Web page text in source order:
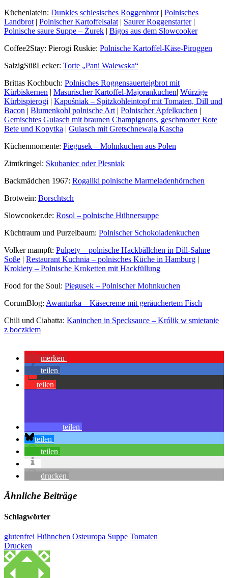
Küchenlatein: Dunkles schlesisches Roggenbrot | Polnisches
Landbrot | Polnischer Kartoffelsalat | Saurer Roggenstarter|
Polnische saure Suppe – Żurek | Bigos aus dem Slowcooker
Coffee2Stay: Pierogi Ruskie: Polnische Kartoffel-Käse-Piroggen
SalzigSüßLecker: Torte „Pani Walewska“
Brittas Kochbuch: Polnisches Roggensauerteigbrot mit
Kürbiskernen | Masurischer Kartoffel-Majorankuchen| Würzige
Kürbispierogi | Kapuśniak – Spitzkohleintopf mit Tomaten, Dill und
Bacon | Blumenkohl polnische Art | Polnischer Apfelkuchen |
Gemischtes Gulasch mit braunen Champignons, geschmorter Rote
Bete und Kopytka | Gulasch mit Gretschnewaja Kascha
Küchenmomente: Piegusek – Mohnkuchen aus Polen
Zimtkringel: Skubaniec oder Plesniak
Backmädchen 1967: Rogaliki polnische Marmeladenhörnchen
Brotwein: Borschtsch
Slowcooker.de: Rosol – polnische Hühnersuppe
Küchtraum und Purzelbaum: Polnischer Schokoladenkuchen
Volker mampft: Pulpety – polnische Hackbällchen in Dill-Sahne
Soße | Restaurant Kuchnia – polnisches Küche in Hamburg |
Krokiety – Polnische Kroketten mit Hackfüllung
Food for the Soul: Piegusek – Polnischer Mohnkuchen
CorumBlog: Awanturka – Käsecreme mit geräuchertem Fisch
Chili und Ciabatta: Kaninchen in Specksauce – Królik w smietanie
z boczkiem
merken
teilen
teilen
teilen
teilen
teilen
drucken
Ähnliche Beiträge
Schlagwörter
glutenfrei Hühnchen Osteuropa Suppe Tomaten
Drucken